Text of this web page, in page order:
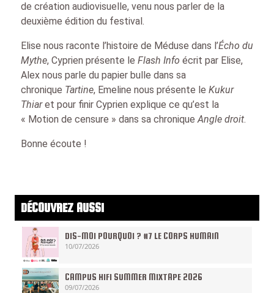
de création audiovisuelle, venu nous parler de la
deuxième édition du festival.
Elise nous raconte l’histoire de Méduse dans l’Écho du
Mythe, Cyprien présente le Flash Info écrit par Elise,
Alex nous parle du papier bulle dans sa
chronique Tartine, Emeline nous présente le Kukur
Thiaret pour finir Cyprien explique ce qu’est la
« Motion de censure » dans sa chroniqueAngle droit.
Bonne écoute !
DÉCOUVREZ AUSSI
DIS-MOI POURQUOI ? #7 LE CORPS HUMAIN
10/07/2026
CAMPUS HIFI SUMMER MIXTAPE 2026
09/07/2026